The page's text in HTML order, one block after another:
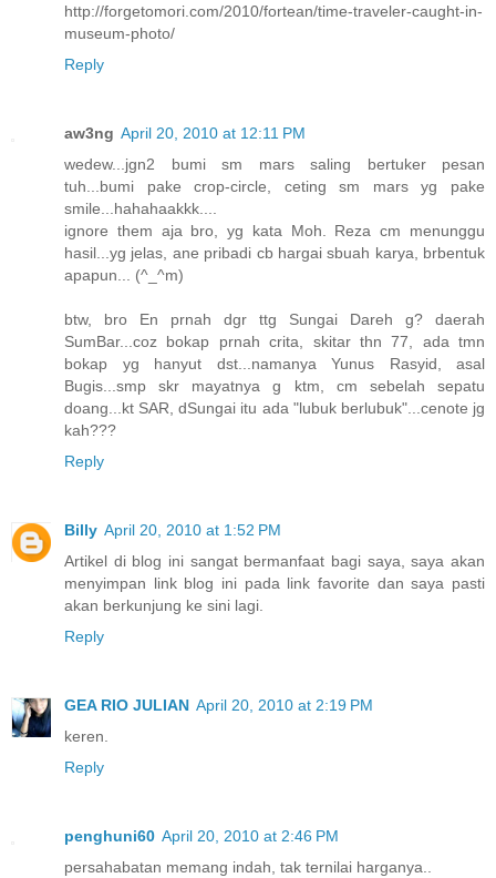
http://forgetomori.com/2010/fortean/time-traveler-caught-in-
museum-photo/
Reply
aw3ng April 20, 2010 at 12:11 PM
wedew...jgn2 bumi sm mars saling bertuker pesan
tuh...bumi pake crop-circle, ceting sm mars yg pake
smile...hahahaakkk....
ignore them aja bro, yg kata Moh. Reza cm menunggu
hasil...yg jelas, ane pribadi cb hargai sbuah karya, brbentuk
apapun... (^_^m)
btw, bro En prnah dgr ttg Sungai Dareh g? daerah
SumBar...coz bokap prnah crita, skitar thn 77, ada tmn
bokap yg hanyut dst...namanya Yunus Rasyid, asal
Bugis...smp skr mayatnya g ktm, cm sebelah sepatu
doang...kt SAR, dSungai itu ada "lubuk berlubuk"...cenote jg
kah???
Reply
Billy April 20, 2010 at 1:52 PM
Artikel di blog ini sangat bermanfaat bagi saya, saya akan
menyimpan link blog ini pada link favorite dan saya pasti
akan berkunjung ke sini lagi.
Reply
GEA RIO JULIAN April 20, 2010 at 2:19 PM
keren.
Reply
penghuni60 April 20, 2010 at 2:46 PM
persahabatan memang indah, tak ternilai harganya..